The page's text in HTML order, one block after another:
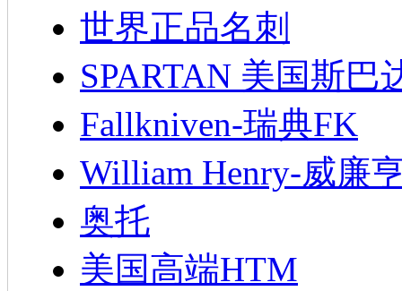
世界正品名刺
SPARTAN 美国斯巴
Fallkniven-瑞典FK
William Henry-威廉
奥托
美国高端HTM